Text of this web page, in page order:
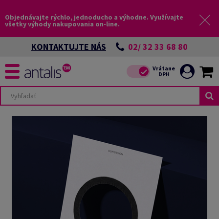
Objednávajte rýchlo, jednoducho a výhodne. Využívajte
všetky výhody nakupovania on-line.
KONTAKTUJTE NÁS 02/ 32 33 68 80